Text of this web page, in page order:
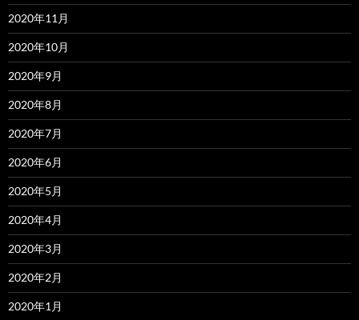
2020年11月
2020年10月
2020年9月
2020年8月
2020年7月
2020年6月
2020年5月
2020年4月
2020年3月
2020年2月
2020年1月